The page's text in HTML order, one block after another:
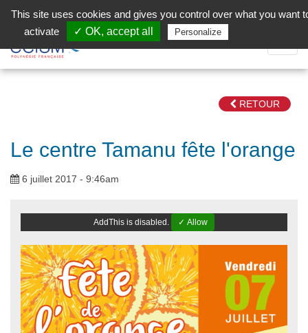
Facebook (Customer Chat) is disabled.
la
RETOUR
Le centre Tamanu fête l'orange
6 juillet 2017 - 9:46am
AddThis is disabled. ✓ Allow
This site uses cookies and gives you control over what you want
activate
✓ OK, accept all Personalize